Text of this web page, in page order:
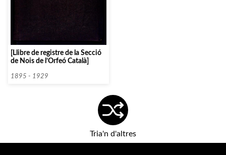
[Llibre de registre de la Secció
de Nois de l’Orfeó Català]
1895 - 1929
Tria'n d'altres